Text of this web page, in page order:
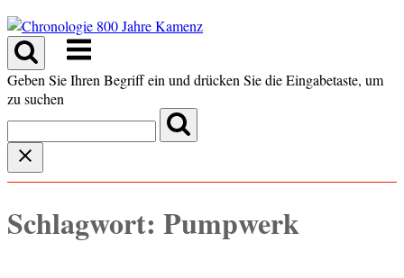
Skip
to
content
Menu
Geben Sie Ihren Begriff ein und drücken Sie die Eingabetaste, um
zu suchen
Schlagwort: Pumpwerk